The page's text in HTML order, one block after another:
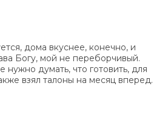
дома вкуснее, конечно, и
Богу, мой не переборчивый.
нужно думать, что готовить, для
взял талоны на месяц вперед.